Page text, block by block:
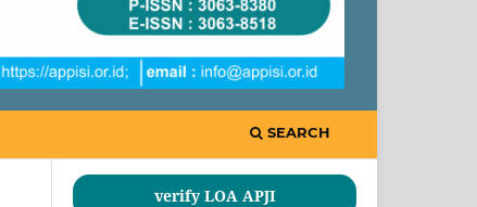
SEARCH
verify LOA APJI